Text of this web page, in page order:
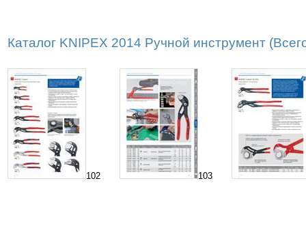
Каталог KNIPEX 2014 Ручной инструмент
102 103